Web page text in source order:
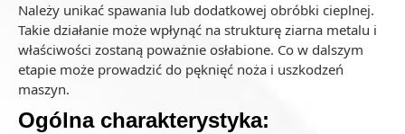
Należy unikać spawania lub dodatkowej obróbki cieplnej.
Takie działanie może wpłynąć na strukturę ziarna metalu i
właściwości zostaną poważnie osłabione. Co w dalszym
etapie może prowadzić do pęknięć noża i uszkodzeń
maszyn.
Ogólna charakterystyka: